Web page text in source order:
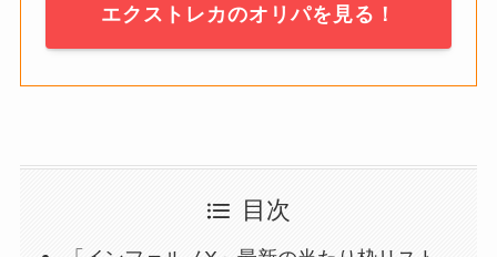
エクストレカのオリパを見る！
目次